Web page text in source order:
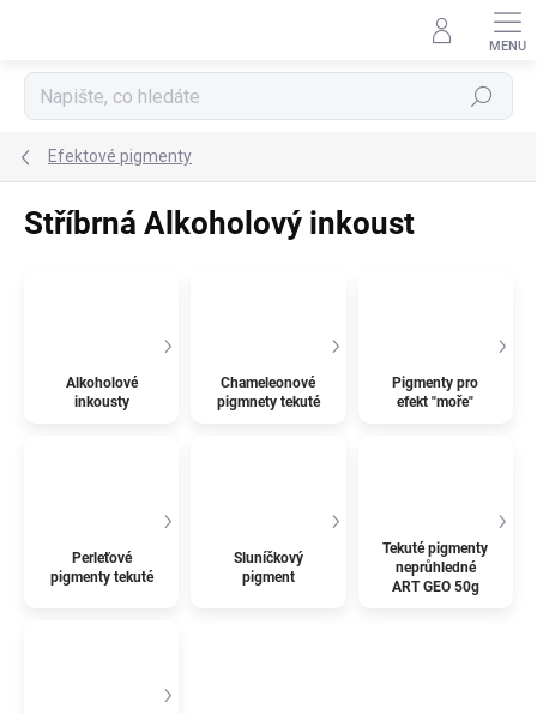
Hledat
Efektové pigmenty
Stříbrná Alkoholový inkoust
Alkoholové
inkousty
Chameleonové
pigmnety tekuté
Pigmenty pro
efekt "moře"
Perleťové
pigmenty tekuté
Sluníčkový
pigment
Tekuté pigmenty
neprůhledné
ART GEO 50g